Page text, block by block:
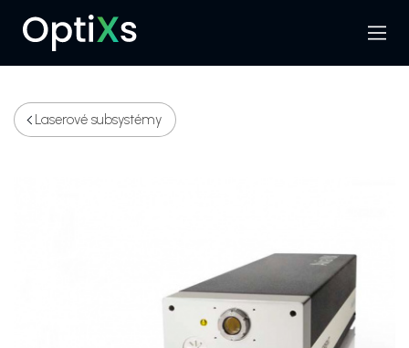
Hledat
Menu
Laserové subsystémy